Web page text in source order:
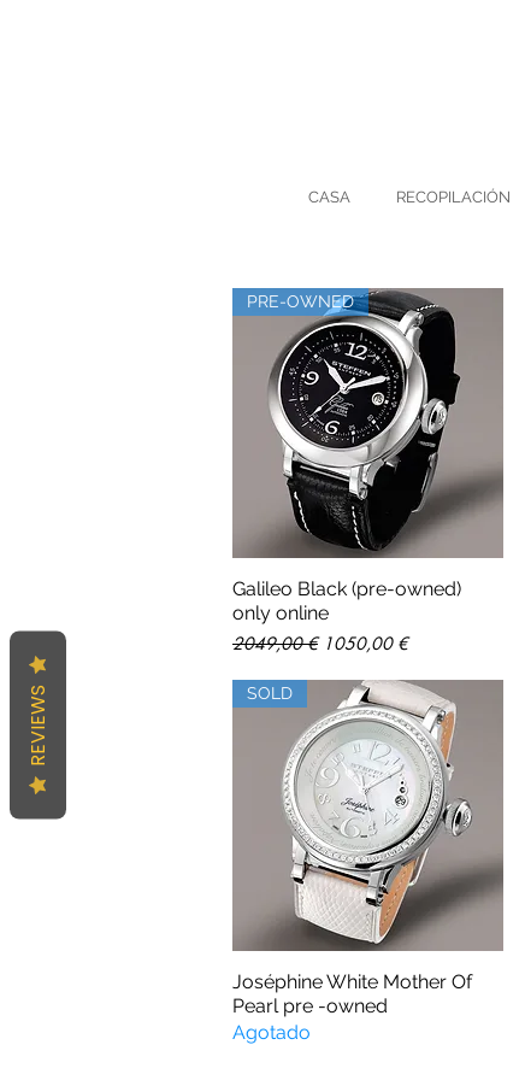
CASA RECOPILACIÓN
Vista rápida
PRE-OWNED
Galileo Black (pre-owned)
only online
Precio
2049,00 € Precio de oferta
1050,00 €
Vista rápida
SOLD
Joséphine White Mother Of
Pearl pre -owned
Agotado
REVIEWS